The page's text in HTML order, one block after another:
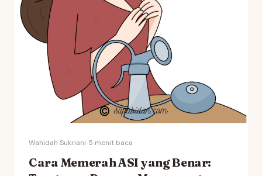
Wahidah Sukriani··5 menit baca
Cara Memerah ASI yang Benar: